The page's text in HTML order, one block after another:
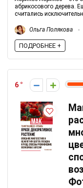
абрикосового дерева.
считались
Ольга Полякова
ПОДРОБНЕЕ +
6